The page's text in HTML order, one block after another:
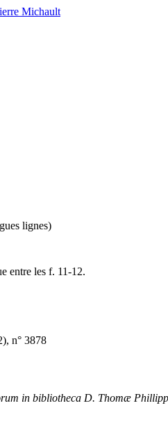
Michault
lignes)
entre les f. 11-12.
n° 3878
in bibliotheca D. Thomæ